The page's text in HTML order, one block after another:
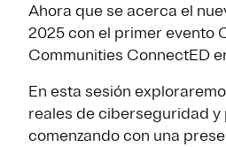
Ahora que se acerca el
2025 con el primer evento
Communities ConnectED
En esta sesión
reales de ciberseguridad y
comenzando con una